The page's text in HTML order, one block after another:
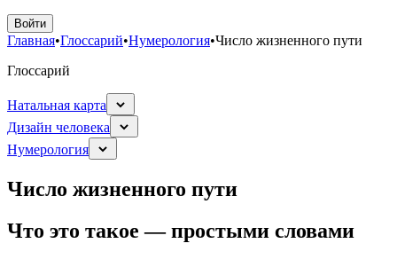
Войти
Главная•Глоссарий•Нумерология•Число жизненного пути
Глоссарий
Натальная карта
Дизайн человека
Нумерология
Число жизненного пути
Что это такое — простыми словами